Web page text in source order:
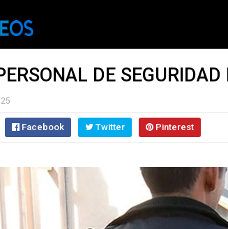
DE
Facebook Twitter Pinterest